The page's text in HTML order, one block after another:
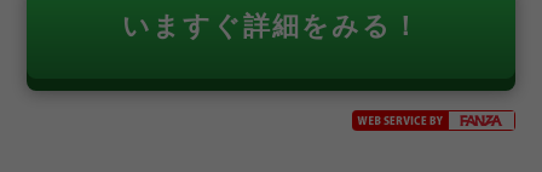
いますぐ詳細をみる！